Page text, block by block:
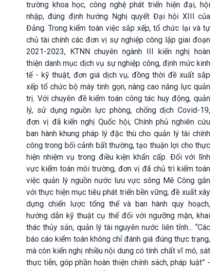
trường khoa học, công nghệ phát triển hiện đại, hội
nhập, đúng định hướng Nghị quyết Đại hội XIII của
Đảng. Trong kiểm toán việc sắp xếp, tổ chức lại và tự
chủ tài chính các đơn vị sự nghiệp công lập giai đoạn
2021-2023, KTNN chuyên ngành III kiến nghị hoàn
thiện danh mục dịch vụ sự nghiệp công, định mức kinh
tế - kỹ thuật, đơn giá dịch vụ; đồng thời đề xuất sắp
xếp tổ chức bộ máy tinh gọn, nâng cao năng lực quản
trị. Với chuyên đề kiểm toán công tác huy động, quản
lý, sử dụng nguồn lực phòng, chống dịch Covid-19,
đơn vị đã kiến nghị Quốc hội, Chính phủ nghiên cứu
ban hành khung pháp lý đặc thù cho quản lý tài chính
công trong bối cảnh bất thường, tạo thuận lợi cho thực
hiện nhiệm vụ trong điều kiện khẩn cấp. Đối với lĩnh
vực kiểm toán môi trường, đơn vị đã chủ trì kiểm toán
việc quản lý nguồn nước lưu vực sông Mê Công gắn
với thực hiện mục tiêu phát triển bền vững, đề xuất xây
dựng chiến lược tổng thể và ban hành quy hoạch,
hướng dẫn kỹ thuật cụ thể đối với ngưỡng mặn, khai
thác thủy sản, quản lý tài nguyên nước liên tỉnh... “Các
báo cáo kiểm toán không chỉ đánh giá đúng thực trạng,
mà còn kiến nghị nhiều nội dung có tính chất vĩ mô, sát
thực tiễn, góp phần hoàn thiện chính sách, pháp luật” -